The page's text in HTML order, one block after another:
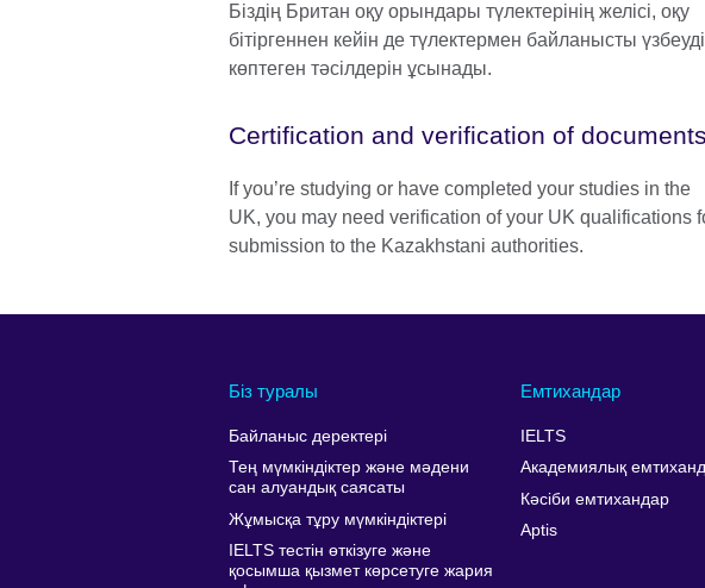
Біздің Британ оқу орындары түлектерінің желісі, оқу
бітіргеннен кейін де түлектермен байланысты
көптеген тәсілдерін ұсынады.
Certification and verification of documents
If you’re studying or have completed your studies in the
UK, you may need verification of your UK qualifications
submission to the Kazakhstani authorities.
Біз туралы
Байланыс деректері
Тең мүмкіндіктер және мәдени
сан алуандық саясаты
Жұмысқа тұру мүмкіндіктері
IELTS тестін өткізуге және
қосымша қызмет көрсетуге жария
Емтихандар
IELTS
Академиялық
Кәсіби емтихандар
Aptis